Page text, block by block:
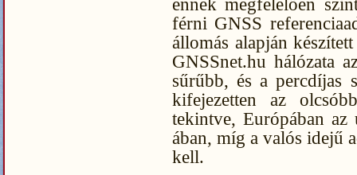
férni GNSS
állomás alapján
GNSSnet.hu hálózata
sűrűbb, és a percdíjas
kifejezetten az
tekintve, Európában az
ában, míg a valós idejű
kell.